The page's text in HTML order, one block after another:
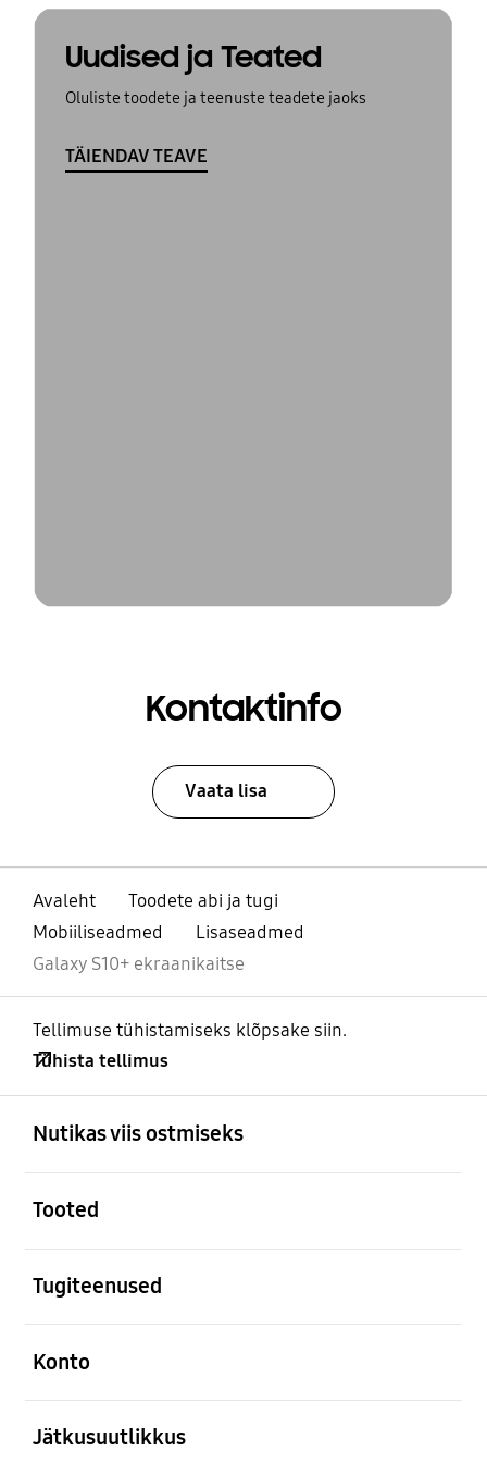
Uudised ja Teated
Oluliste toodete ja teenuste teadete jaoks
TÄIENDAV TEAVE
Kontaktinfo
Vaata lisa
Avaleht
Toodete abi ja tugi
Mobiiliseadmed
Lisaseadmed
Galaxy S10+ ekraanikaitse
Tellimuse tühistamiseks klõpsake siin.
Tühista tellimus
Nutikas viis ostmiseks
Tooted
Tugiteenused
Konto
Jätkusuutlikkus